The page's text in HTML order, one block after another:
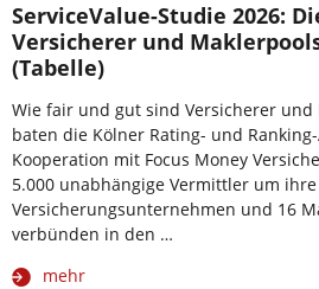
ServiceValue-Studie 2026:
Versicherer und
(Tabelle)
Wie fair und gut sind Versicherer und
baten die Kölner Rating- und
Kooperation mit Focus Money
5.000 unabhängige Vermittler um
Versicherungsunternehmen und 16
verbünden in den …
mehr